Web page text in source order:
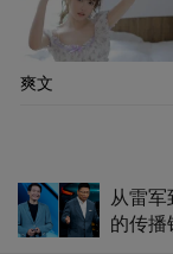
6人游
创意营
爽文